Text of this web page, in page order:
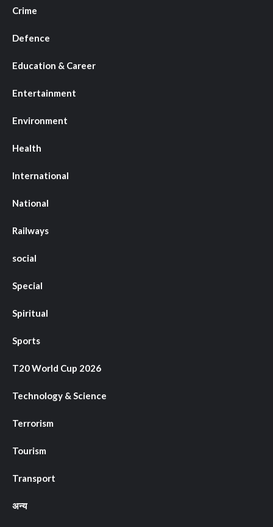
Crime
Defence
Education & Career
Entertainment
Environment
Health
International
National
Railways
social
Special
Spiritual
Sports
T20 World Cup 2026
Technology & Science
Terrorism
Tourism
Transport
अन्य